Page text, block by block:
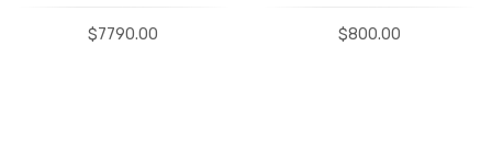
$7790.00 $800.00